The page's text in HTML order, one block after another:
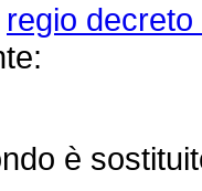
regio
è